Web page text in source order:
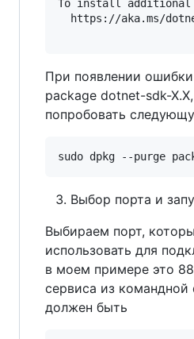
To install additional
https://aka.ms/
При появлении
package dotnet-sdk-
попробовать
Выбор порта и
Выбираем порт,
использовать для
в моем примере это
сервиса из командной
должен быть